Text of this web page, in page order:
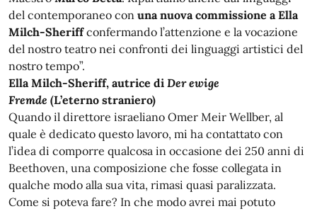
del contemporaneo con una nuova commissione a Ella
Milch-Sheriffconfermando l’attenzione e la vocazione
del nostro teatro nei confronti dei linguaggi artistici del
nostro tempo”.
Ella Milch-Sheriff, autrice di Der ewige
Fremde (L’eterno straniero)
Quando il direttore israeliano Omer Meir Wellber, al
quale è dedicato questo lavoro, mi ha contattato con
l’idea di comporre qualcosa in occasione dei 250 anni di
Beethoven, una composizione che fosse collegata in
qualche modo alla sua vita, rimasi quasi paralizzata.
Come si poteva fare? In che modo avrei mai potuto